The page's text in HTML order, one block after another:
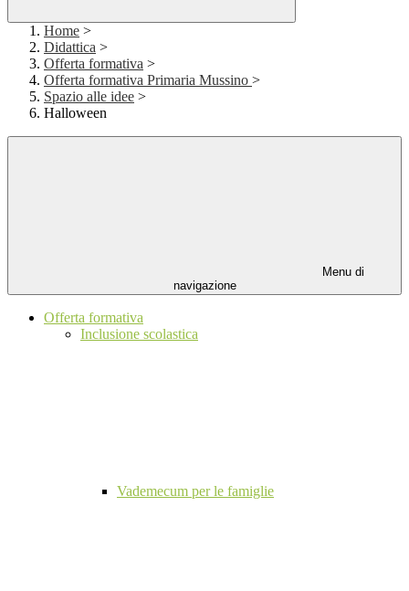
Home >
Didattica >
Offerta formativa >
Offerta formativa Primaria Mussino >
Spazio alle idee >
Halloween
Menu di
navigazione
Offerta formativa
Inclusione scolastica
Vademecum per le famiglie